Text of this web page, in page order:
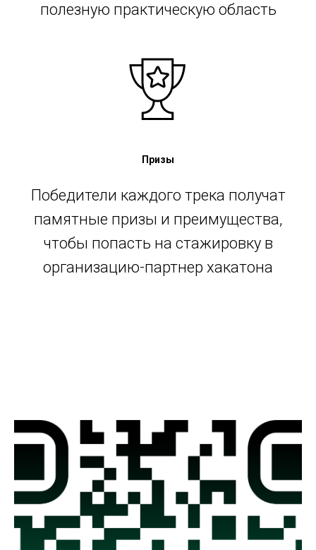
полезную практическую область
Призы
Победители каждого трека получат
памятные призы и преимущества,
чтобы попасть на стажировку в
организацию-партнер хакатона